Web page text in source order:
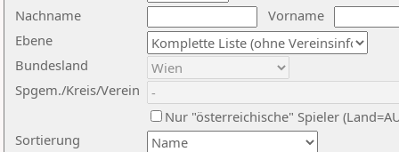
Nachname
Vorname
Ebene
Sortierung
Bundesland
Spgem./Kreis/Verein
Nur "österreichische" Spieler